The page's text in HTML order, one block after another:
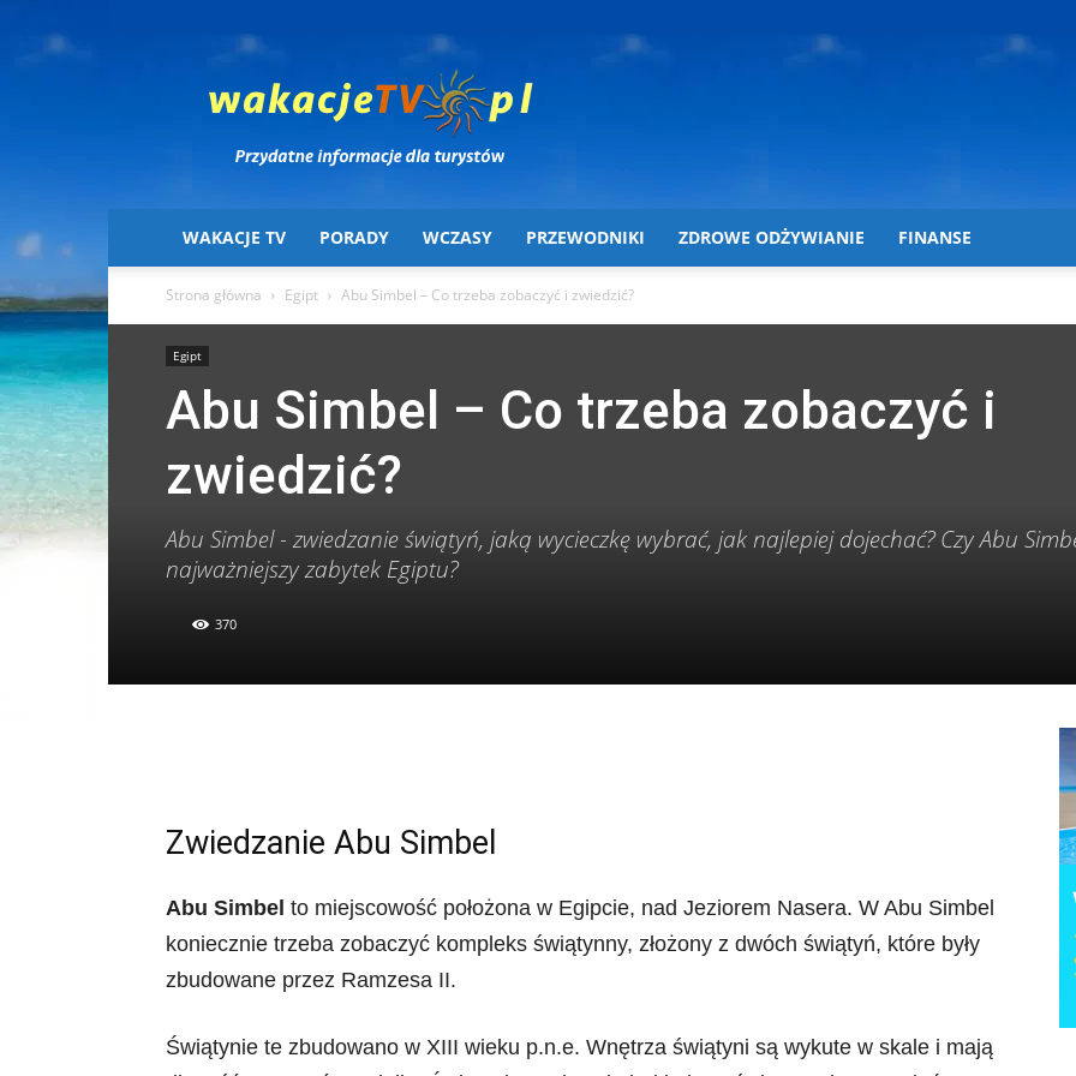
Wakacje
TV
WAKACJE TV PORADY WCZASY PRZEWODNIKI ZDROWE ODŻYWIANIE FINANSE
Strona główna Egipt Abu Simbel – Co trzeba zobaczyć i zwiedzić?
Egipt
Abu Simbel – Co trzeba zobaczyć i
zwiedzić?
Abu Simbel - zwiedzanie świątyń, jaką wycieczkę wybrać, jak najlepiej dojechać? Czy Abu
najważniejszy zabytek Egiptu?
370
Zwiedzanie Abu Simbel
Abu Simbel to miejscowość położona w Egipcie, nad Jeziorem Nasera. W Abu Simbel
koniecznie trzeba zobaczyć kompleks świątynny, złożony z dwóch świątyń, które były
zbudowane przez Ramzesa II.
Świątynie te zbudowano w XIII wieku p.n.e. Wnętrza świątyni są wykute w skale i mają